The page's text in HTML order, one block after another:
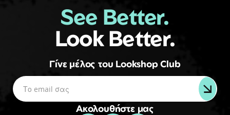
See Better.
Look Better.
Γίνε μέλος του Lookshop Club
Ακολουθήστε μας